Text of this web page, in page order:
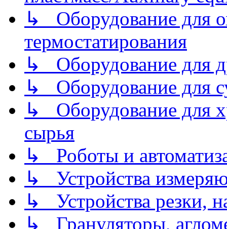
↳ Оборудование для
термостатирования
↳ Оборудование для
↳ Оборудование для
↳ Оборудование для
сырья
↳ Роботы и
↳ Устройства
↳ Устройства резки,
↳ Грануляторы,